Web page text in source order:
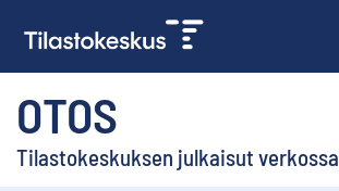
OTOS
Tilastokeskuksen julkaisut verkossa